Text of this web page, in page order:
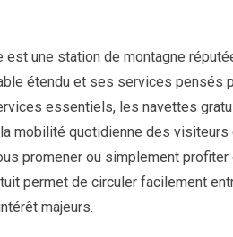
est une station de montagne
étendu et ses services pensés
essentiels, les navettes
mobilité quotidienne des
promener ou simplement profiter
permet de circuler facilement
majeurs.